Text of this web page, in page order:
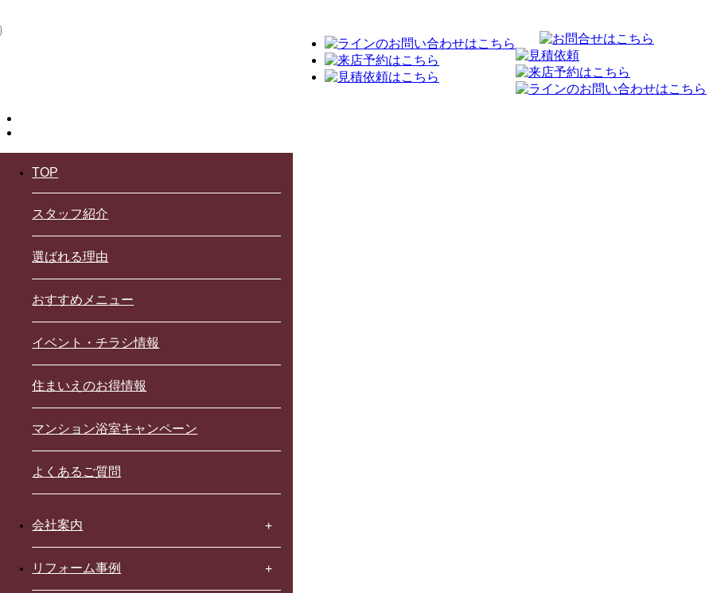
TOP
スタッフ紹介
選ばれる理由
おすすめメニュー
イベント・チラシ情報
住まいえのお得情報
マンション浴室キャンペーン
よくあるご質問
会社案内
リフォーム事例